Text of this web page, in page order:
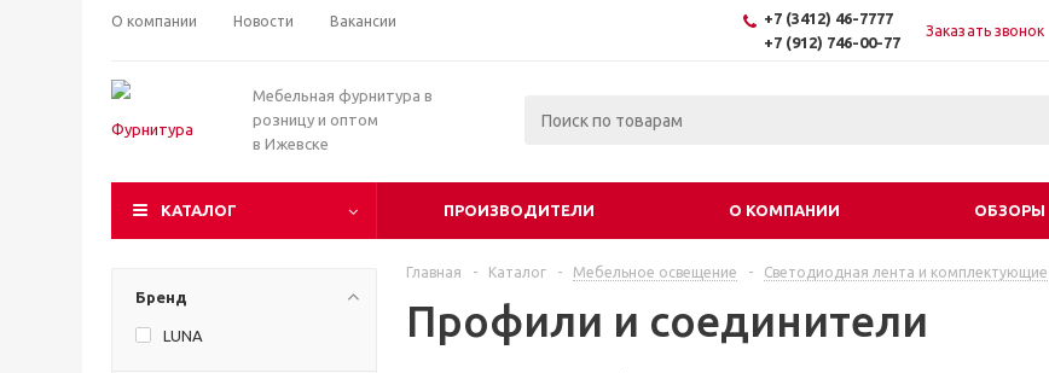
О компании Новости Вакансии
+7 (3412) 46-7777
+7 (912) 746-00-77
Заказать звонок
Мебельная фурнитура в
розницу и оптом
в Ижевске
КАТАЛОГ ПРОИЗВОДИТЕЛИ О КОМПАНИИ ОБЗОРЫ
Бренд
LUNA
Главная - Каталог - Мебельное освещение - Светодиодная лента и комплектующие
Профили и соединители